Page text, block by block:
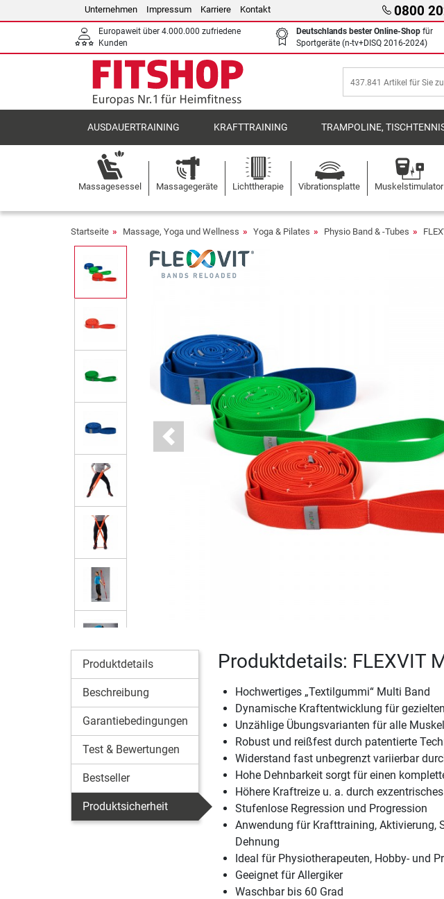
Unternehmen Impressum Karriere Kontakt 0800
Europaweit über 4.000.000 zufriedene
Kunden
Deutschlands bester Online-Shop für
Sportgeräte (n-tv+DISQ 2016-2024)
AUSDAUERTRAINING KRAFTTRAINING TRAMPOLINE,
Massagesessel Massagegeräte Lichttherapie Vibrationsplatte Muskelstimulator
Startseite Massage, Yoga und Wellness Yoga & Pilates Physio Band & -Tubes
Previous
Produktdetails
Beschreibung
Garantiebedingungen
Test & Bewertungen
Bestseller
Produktsicherheit
Produktdetails: FLEXVIT
Hochwertiges „Textilgummi“ Multi Band
Dynamische Kraftentwicklung für
Unzählige Übungsvarianten für alle
Robust und reißfest durch patentierte
Widerstand fast unbegrenzt variierbar
Hohe Dehnbarkeit sorgt für einen
Höhere Kraftreize u. a. durch
Stufenlose Regression und Progression
Anwendung für Krafttraining, Aktivierung,
Dehnung
Ideal für Physiotherapeuten, Hobby- und
Geeignet für Allergiker
Waschbar bis 60 Grad